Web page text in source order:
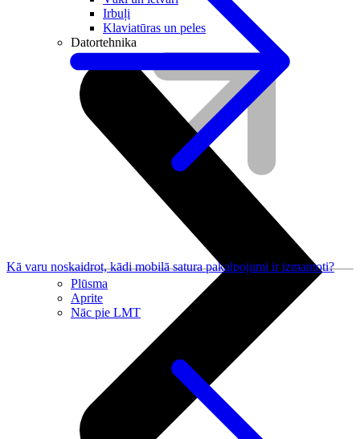
Plūsma
Aprite
Nāc pie LMT
Irbuļi
Klaviatūras un peles
Datortehnika
Kā varu noskaidrot, kādi mobilā satura pakalpojumi ir izmantoti?